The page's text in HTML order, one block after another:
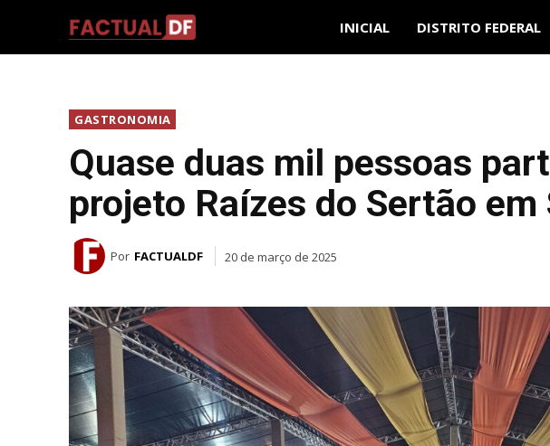
INICIAL DISTRITO FEDERAL
GASTRONOMIA
Quase duas mil pessoas
projeto Raízes do Sertão em
Por FACTUALDF 20 de março de 2025